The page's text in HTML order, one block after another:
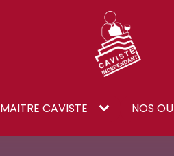
MAITRE CAVISTE NOS